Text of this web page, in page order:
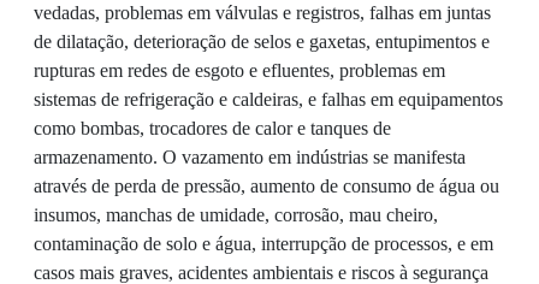
vedadas, problemas em válvulas e registros, falhas em juntas
de dilatação, deterioração de selos e gaxetas, entupimentos e
rupturas em redes de esgoto e efluentes, problemas em
sistemas de refrigeração e caldeiras, e falhas em equipamentos
como bombas, trocadores de calor e tanques de
armazenamento. O vazamento em indústrias se manifesta
através de perda de pressão, aumento de consumo de água ou
insumos, manchas de umidade, corrosão, mau cheiro,
contaminação de solo e água, interrupção de processos, e em
casos mais graves, acidentes ambientais e riscos à segurança